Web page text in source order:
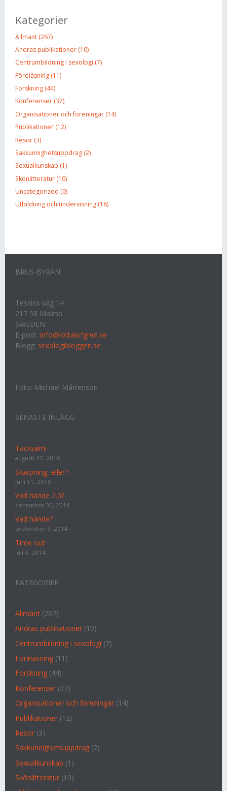
Kategorier
Allmänt (267)
Andras publikationer (10)
Centrumbildning i sexologi (7)
Föreläsning (11)
Forskning (44)
Konferenser (37)
Organisationer och föreningar (14)
Publikationer (12)
Resor (3)
Sakkunnighetsuppdrag (2)
Sexualkunskap (1)
Skönlitteratur (10)
Uncategorized (0)
Utbildning och undervisning (18)
BRUS-BYRÅN
Tessins väg 14
217 58 Malmö
SWEDEN
E-post: info@lottalofgren.se
Blogg: sexologibloggen.se
Foto: Michael Mårtenson
SENASTE INLÄGG
Tacksam!
augusti 31, 2016
Skärpning, eller?
juni 11, 2015
Vad hände 2.0?
december 30, 2014
Vad hände?
september 9, 2014
Time out
juli 4, 2014
KATEGORIER
Allmänt (267)
Andras publikationer (10)
Centrumbildning i sexologi (7)
Föreläsning (11)
Forskning (44)
Konferenser (37)
Organisationer och föreningar (14)
Publikationer (12)
Resor (3)
Sakkunnighetsuppdrag (2)
Sexualkunskap (1)
Skönlitteratur (10)